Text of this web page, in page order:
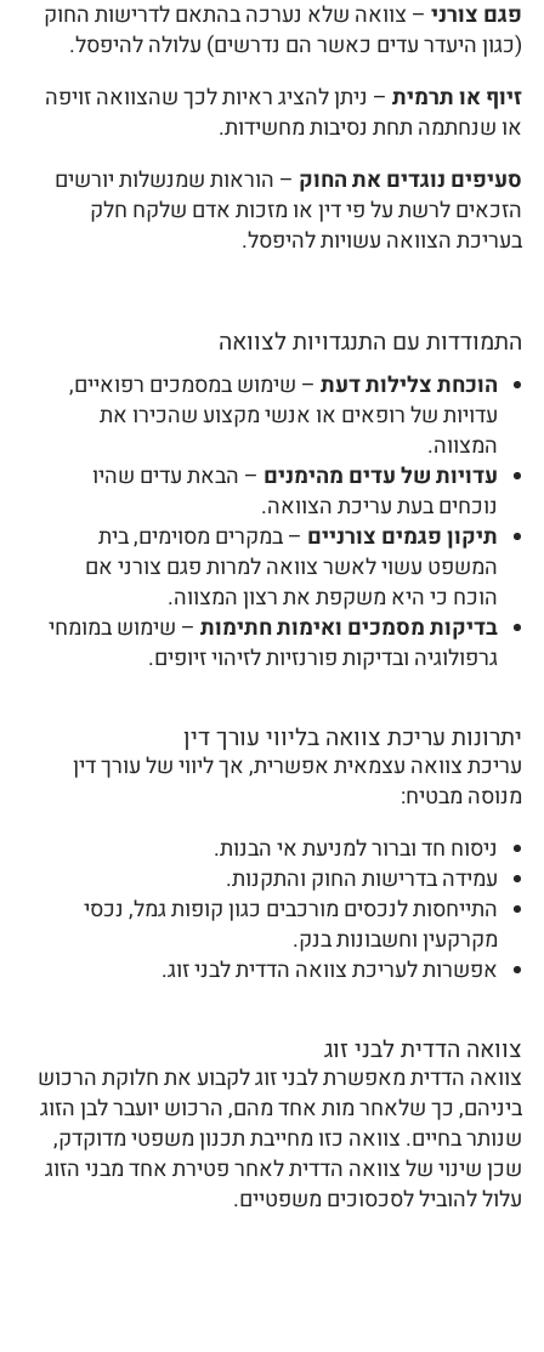
פגם צורני– צוואה שלא נערכה בהתאם לדרישות החוק
(כגון היעדר עדים כאשר הם נדרשים) עלולה להיפסל.
זיוף או תרמית– ניתן להציג ראיות לכך שהצוואה זויפה
או שנחתמה תחת נסיבות מחשידות.
סעיפים נוגדים את החוק – הוראות שמנשלות יורשים
הזכאים לרשת על פי דין או מזכות אדם שלקח חלק
בעריכת הצוואה עשויות להיפסל.
התמודדות עם התנגדויות לצוואה
הוכחת צלילות דעת– שימוש במסמכים רפואיים,
עדויות של רופאים או אנשי מקצוע שהכירו את
המצווה.
עדויות של עדים מהימנים – הבאת עדים שהיו
נוכחים בעת עריכת הצוואה.
תיקון פגמים צורניים – במקרים מסוימים, בית
המשפט עשוי לאשר צוואה למרות פגם צורני אם
הוכח כי היא משקפת את רצון המצווה.
בדיקות מסמכים ואימות חתימות– שימוש במומחי
גרפולוגיה ובדיקות פורנזיות לזיהוי זיופים.
יתרונות עריכת צוואה בליווי עורך דין
עריכת צוואה עצמאית אפשרית, אך ליווי של עורך דין
מנוסה מבטיח:
ניסוח חד וברור למניעת אי הבנות.
עמידה בדרישות החוק והתקנות.
התייחסות לנכסים מורכבים כגון קופות גמל, נכסי
מקרקעין וחשבונות בנק.
אפשרות לעריכת צוואה הדדית לבני זוג.
צוואה הדדית לבני זוג
צוואה הדדית מאפשרת לבני זוג לקבוע את חלוקת הרכוש
ביניהם, כך שלאחר מות אחד מהם, הרכוש יועבר לבן הזוג
שנותר בחיים. צוואה כזו מחייבת תכנון משפטי מדוקדק,
שכן שינוי של צוואה הדדית לאחר פטירת אחד מבני הזוג
עלול להוביל לסכסוכים משפטיים.